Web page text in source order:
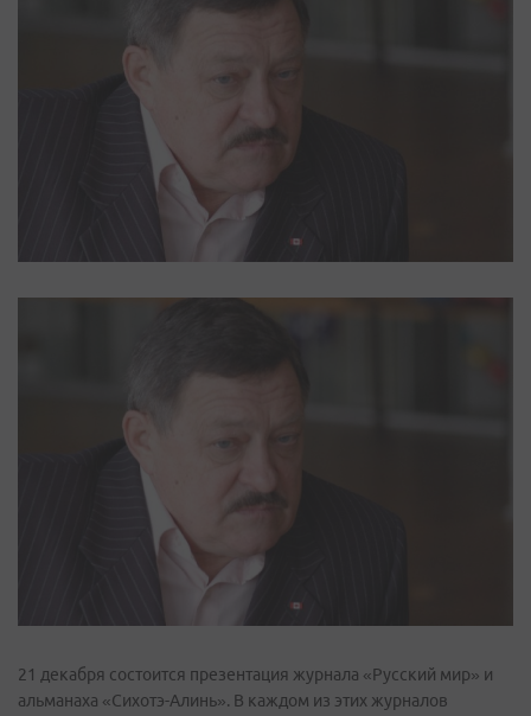
21 декабря состоится презентация журнала «Русский мир» и
альманаха «Сихотэ-Алинь». В каждом из этих журналов